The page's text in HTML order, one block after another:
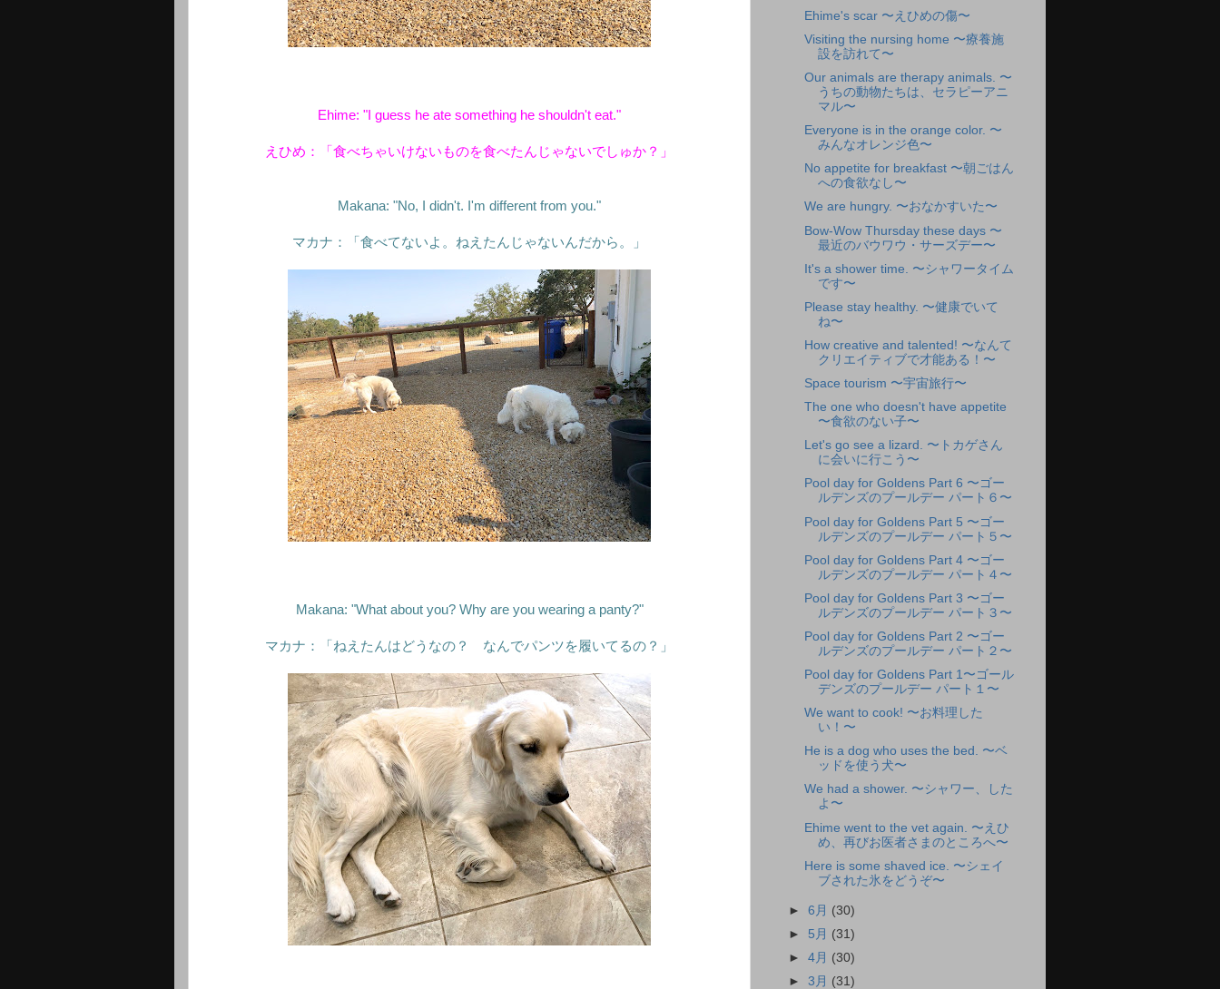
Ehime: "I guess he ate something he shouldn't eat."
えひめ：「食べちゃいけないものを食べたんじゃないでしゅか？」
Makana: "No, I didn't. I'm different from you."
マカナ：「食べてないよ。ねえたんじゃないんだから。」
Makana: "What about you? Why are you wearing a panty?"
マカナ：「ねえたんはどうなの？ なんでパンツを履いてるの？」
Ehime's scar 〜えひめの傷〜
Visiting the nursing home 〜療養施
設を訪れて〜
Our animals are therapy animals. 〜
うちの動物たちは、セラピーアニ
マル〜
Everyone is in the orange color. 〜
みんなオレンジ色〜
No appetite for breakfast 〜朝ごはん
への食欲なし〜
We are hungry. 〜おなかすいた〜
Bow-Wow Thursday these days 〜
最近のバウワウ・サーズデー〜
It's a shower time. 〜シャワータイム
です〜
Please stay healthy. 〜健康でいて
ね〜
How creative and talented! 〜なんて
クリエイティブで才能ある！〜
Space tourism 〜宇宙旅行〜
The one who doesn't have appetite
〜食欲のない子〜
Let's go see a lizard. 〜トカゲさん
に会いに行こう〜
Pool day for Goldens Part 6 〜ゴー
ルデンズのプールデー パート６〜
Pool day for Goldens Part 5 〜ゴー
ルデンズのプールデー パート５〜
Pool day for Goldens Part 4 〜ゴー
ルデンズのプールデー パート４〜
Pool day for Goldens Part 3 〜ゴー
ルデンズのプールデー パート３〜
Pool day for Goldens Part 2 〜ゴー
ルデンズのプールデー パート２〜
Pool day for Goldens Part 1〜ゴール
デンズのプールデー パート１〜
We want to cook! 〜お料理した
い！〜
He is a dog who uses the bed. 〜ベ
ッドを使う犬〜
We had a shower. 〜シャワー、した
よ〜
Ehime went to the vet again. 〜えひ
め、再びお医者さまのところへ〜
Here is some shaved ice. 〜シェイ
ブされた氷をどうぞ〜
►6月 (30)
► 5月 (31)
►4月 (30)
►3月 (31)